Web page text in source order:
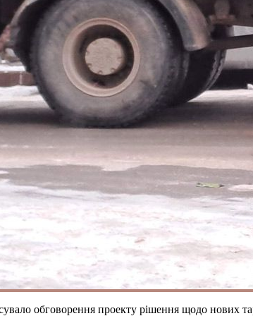
обговорення проекту рішення щодо нових